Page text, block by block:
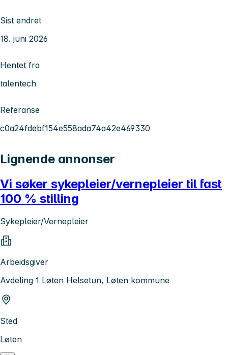
Sist endret
18. juni 2026
Hentet fra
talentech
Referanse
c0a24fdebf154e558ada74a42e469330
Lignende annonser
Vi søker sykepleier/vernepleier til fast
100 % stilling
Sykepleier/Vernepleier
Arbeidsgiver
Avdeling 1 Løten Helsetun, Løten kommune
Sted
Løten